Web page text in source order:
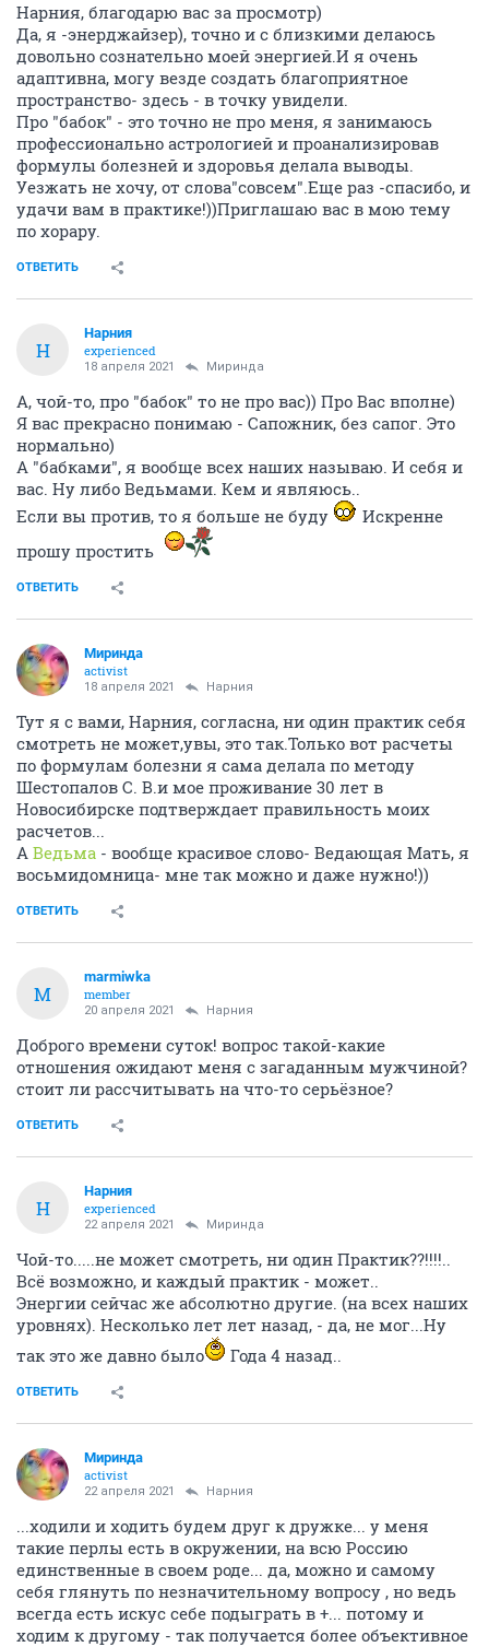
Нарния, благодарю вас за просмотр)
Да, я -энерджайзер), точно и с близкими делаюсь
довольно сознательно моей энергией.И я очень
адаптивна, могу везде создать благоприятное
пространство- здесь - в точку увидели.
Про "бабок" - это точно не про меня, я занимаюсь
профессионально астрологией и проанализировав
формулы болезней и здоровья делала выводы.
Уезжать не хочу, от слова"совсем".Еще раз -спасибо, и
удачи вам в практике!))Приглашаю вас в мою тему
по хорару.
ОТВЕТИТЬ
Н
Нарния
experienced
18 апреля 2021 Миринда
А, чой-то, про "бабок" то не про вас)) Про Вас вполне)
Я вас прекрасно понимаю - Сапожник, без сапог. Это
нормально)
А "бабками", я вообще всех наших называю. И себя и
вас. Ну либо Ведьмами. Кем и являюсь..
Если вы против, то я больше не буду
Искренне
прошу простить
ОТВЕТИТЬ
Миринда
activist
18 апреля 2021 Нарния
Тут я с вами, Нарния, согласна, ни один практик себя
смотреть не может,увы, это так.Только вот расчеты
по формулам болезни я сама делала по методу
Шестопалов С. В.и мое проживание 30 лет в
Новосибирске подтверждает правильность моих
расчетов...
А Ведьма - вообще красивое слово- Ведающая Мать, я
восьмидомница- мне так можно и даже нужно!))
ОТВЕТИТЬ
M
marmiwka
member
20 апреля 2021 Нарния
Доброго времени суток! вопрос такой-какие
отношения ожидают меня с загаданным мужчиной?
стоит ли рассчитывать на что-то серьёзное?
ОТВЕТИТЬ
Н
Нарния
experienced
22 апреля 2021 Миринда
Чой-то.....не может смотреть, ни один Практик??!!!!..
Всё возможно, и каждый практик - может..
Энергии сейчас же абсолютно другие. (на всех наших
уровнях). Несколько лет лет назад, - да, не мог...Ну
так это же давно было
Года 4 назад..
ОТВЕТИТЬ
Миринда
activist
22 апреля 2021 Нарния
...ходили и ходить будем друг к дружке... у меня
такие перлы есть в окружении, на всю Россию
единственные в своем роде... да, можно и самому
себя глянуть по незначительному вопросу , но ведь
всегда есть искус себе подыграть в +... потому и
ходим к другому - так получается более объективное